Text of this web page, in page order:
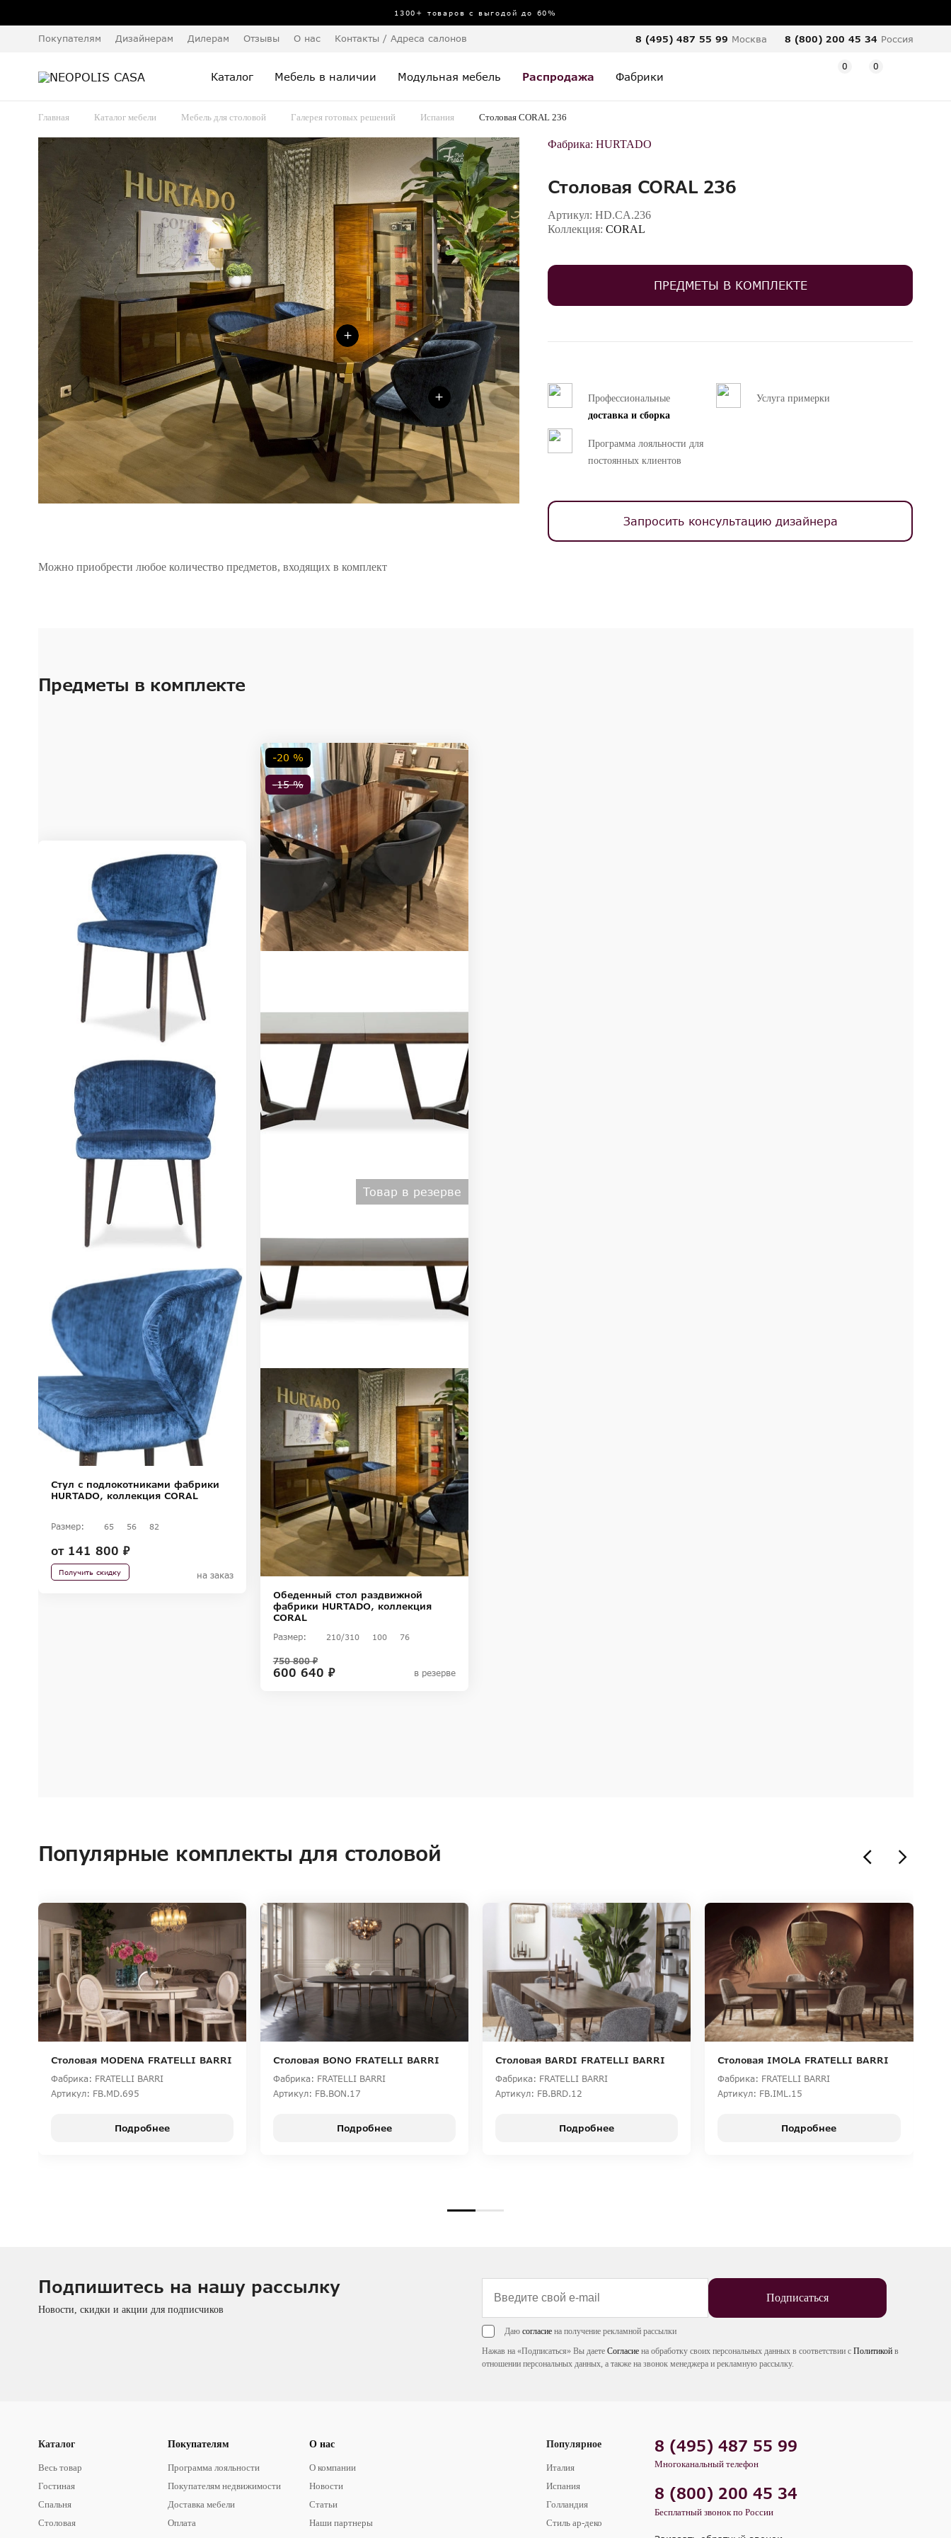
1300+ товаров с выгодой до 60%
Покупателям Дизайнерам Дилерам Отзывы О нас Контакты / Адреса салонов 8 (495) 487 55 99 Москва 8 (800) 200 45 34 Россия
Каталог Мебель в наличии Модульная мебель Распродажа Фабрики
0 0
Главная Каталог мебели Мебель для столовой Галерея готовых решений Испания Столовая CORAL 236
+
+
Можно приобрести любое количество предметов, входящих в комплект
Фабрика: HURTADO
Столовая CORAL 236
Артикул: HD.CA.236
Коллекция: CORAL
ПРЕДМЕТЫ В КОМПЛЕКТЕ
Профессиональные
доставка и сборка
Услуга примерки
Программа лояльности для
постоянных клиентов
Запросить консультацию дизайнера
Предметы в комплекте
Стул с подлокотниками фабрики
HURTADO, коллекция CORAL
Размер: 65 56 82
от141 800 ₽
Получить скидку на заказ
-15 %
-20 %
Товар в резерве
Обеденный стол раздвижной
фабрики HURTADO, коллекция
CORAL
Размер: 210/310 100 76
600 640 ₽
750 800 ₽
в резерве
Популярные комплекты для столовой
Столовая MODENA FRATELLI BARRI
Фабрика: FRATELLI BARRI
Артикул: FB.MD.695
Подробнее
Столовая BONO FRATELLI BARRI
Фабрика: FRATELLI BARRI
Артикул: FB.BON.17
Подробнее
Столовая BARDI FRATELLI BARRI
Фабрика: FRATELLI BARRI
Артикул: FB.BRD.12
Подробнее
Столовая IMOLA FRATELLI BARRI
Фабрика: FRATELLI BARRI
Артикул: FB.IML.15
Подробнее
Подпишитесь на нашу рассылку
Новости, скидки и акции для подписчиков
Подписаться
Даю согласиена получение рекламной рассылки
Нажав на «Подписаться» Вы даете Согласиена обработку своих персональных данных в соответствии с Политикойв
отношении персональных данных, а также на звонок менеджера и рекламную рассылку.
Каталог
Весь товар
Гостиная
Спальня
Столовая
Покупателям
Программа лояльности
Покупателям недвижимости
Доставка мебели
Оплата
О нас
О компании
Новости
Статьи
Наши партнеры
Популярное
Италия
Испания
Голландия
Стиль ар-деко
8 (495) 487 55 99
Многоканальный телефон
8 (800) 200 45 34
Бесплатный звонок по России